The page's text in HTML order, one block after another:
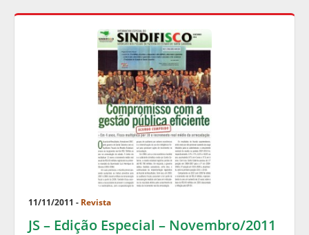
11/11/2011 - Revista
JS – Edição Especial – Novembro/2011